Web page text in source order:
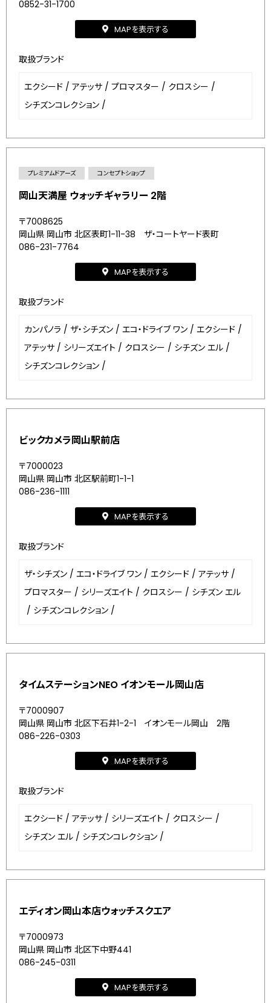
0852-31-1700
MAPを表示する
取扱ブランド
エクシード / アテッサ / プロマスター / クロスシー /
シチズンコレクション /
プレミアムドアーズ コンセプトショップ
岡山天満屋 ウォッチギャラリー 2階
〒7008625
岡山県 岡山市 北区表町1-11-38 ザ・コートヤード表町
086-231-7764
MAPを表示する
取扱ブランド
カンパノラ / ザ・シチズン / エコ・ドライブ ワン / エクシード /
アテッサ / シリーズエイト / クロスシー / シチズン エル /
シチズンコレクション /
ビックカメラ岡山駅前店
〒7000023
岡山県 岡山市 北区駅前町1-1-1
086-236-1111
MAPを表示する
取扱ブランド
ザ・シチズン / エコ・ドライブ ワン / エクシード / アテッサ /
プロマスター / シリーズエイト / クロスシー / シチズン エル
/ シチズンコレクション /
タイムステーションNEO イオンモール岡山店
〒7000907
岡山県 岡山市 北区下石井1-2-1 イオンモール岡山 2階
086-226-0303
MAPを表示する
取扱ブランド
エクシード / アテッサ / シリーズエイト / クロスシー /
シチズン エル / シチズンコレクション /
エディオン岡山本店ウォッチスクエア
〒7000973
岡山県 岡山市 北区下中野441
086-245-0311
MAPを表示する